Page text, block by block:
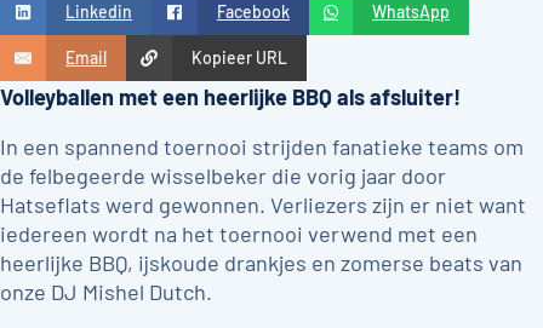
Linkedin Facebook WhatsApp
Email Kopieer URL
Volleyballen met een heerlijke BBQ als afsluiter!
In een spannend toernooi strijden fanatieke teams om
de felbegeerde wisselbeker die vorig jaar door
Hatseflats werd gewonnen. Verliezers zijn er niet want
iedereen wordt na het toernooi verwend met een
heerlijke BBQ, ijskoude drankjes en zomerse beats van
onze DJ Mishel Dutch.